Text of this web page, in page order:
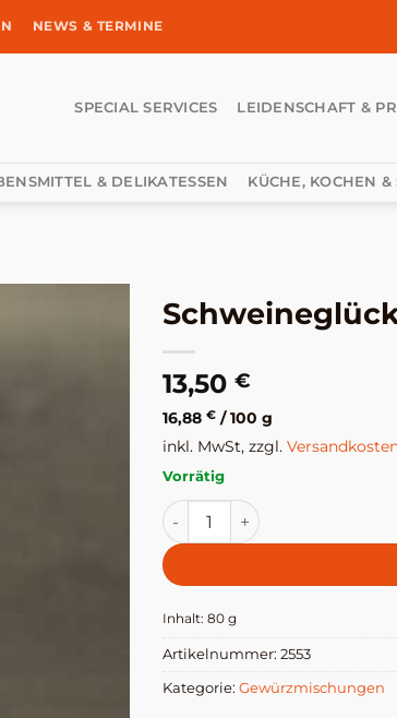
NEWS & TERMINE
SPECIAL SERVICES LEIDENSCHAFT &
& DELIKATESSEN KÜCHE, KOCHEN &
13,50 €
16,88 € /100 g
inkl. MwSt, zzgl.
Vorrätig
Schweineglück - Altes
Inhalt: 80 g
Artikelnummer: 2553
Kategorie: Gewürzmischungen